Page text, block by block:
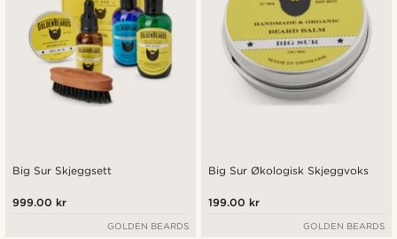
Big Sur Skjeggsett
999.00 kr
GOLDEN BEARDS
Big Sur Økologisk Skjeggvoks
199.00 kr
GOLDEN BEARDS